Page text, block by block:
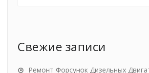
Свежие записи
Ремонт Форсунок Дизельных